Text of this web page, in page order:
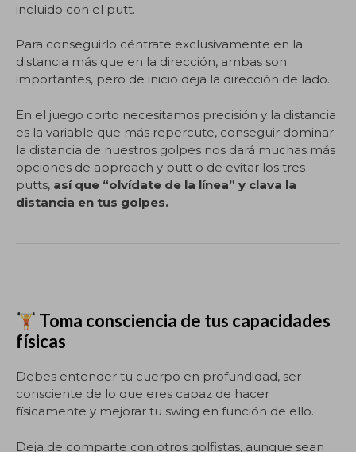
incluido con el putt.
Para conseguirlo céntrate exclusivamente en la
distancia más que en la dirección, ambas son
importantes, pero de inicio deja la dirección de lado.
En el juego corto necesitamos precisión y la distancia
es la variable que más repercute, conseguir dominar
la distancia de nuestros golpes nos dará muchas más
opciones de approach y putt o de evitar los tres
putts, así que “olvídate de la línea” y clava la
distancia en tus golpes.
Toma consciencia de tus capacidades
físicas
Debes entender tu cuerpo en profundidad, ser
consciente de lo que eres capaz de hacer
físicamente y mejorar tu swing en función de ello.
Deja de comparte con otros golfistas, aunque sean